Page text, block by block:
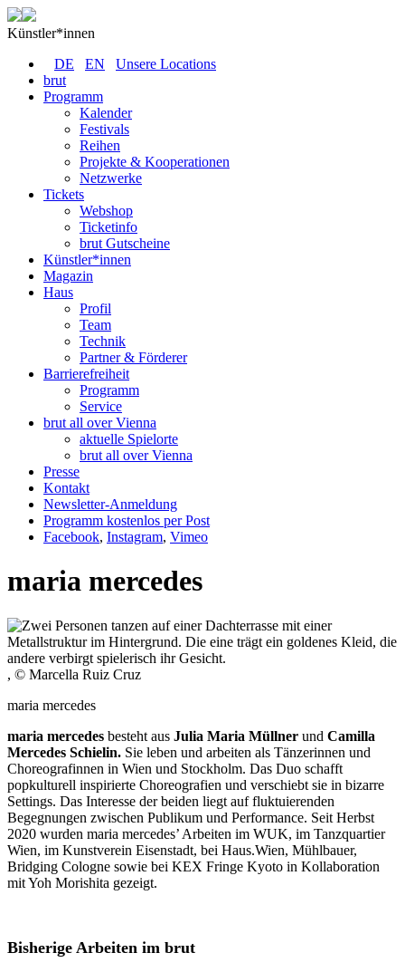
Künstler*innen
DE
EN
Unsere Locations
brut
Programm
Kalender
Festivals
Reihen
Projekte & Kooperationen
Netzwerke
Tickets
Webshop
Ticketinfo
brut Gutscheine
Künstler*innen
Magazin
Haus
Profil
Team
Technik
Partner & Förderer
Barrierefreiheit
Programm
Service
brut all over Vienna
aktuelle Spielorte
brut all over Vienna
Presse
Kontakt
Newsletter-Anmeldung
Programm kostenlos per Post
Facebook, Instagram, Vimeo
maria mercedes
, © Marcella Ruiz Cruz
maria mercedes
maria mercedes besteht aus Julia Maria Müllner und Camilla
Mercedes Schielin. Sie leben und arbeiten als Tänzerinnen und
Choreografinnen in Wien und Stockholm. Das Duo schafft
popkulturell inspirierte Choreografien und verschiebt sie in bizarre
Settings. Das Interesse der beiden liegt auf fluktuierenden
Begegnungen zwischen Publikum und Performance. Seit Herbst
2020 wurden maria mercedes’ Arbeiten im WUK, im Tanzquartier
Wien, im Kunstverein Eisenstadt, bei Haus.Wien, Mühlbauer,
Bridging Cologne sowie bei KEX Fringe Kyoto in Kollaboration
mit Yoh Morishita gezeigt.
Bisherige Arbeiten im brut